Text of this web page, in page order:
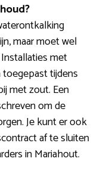
maar moet wel
met
tijdens
met zout. Een
om de
Je kunt er ook
af te sluiten
in Mariahout.